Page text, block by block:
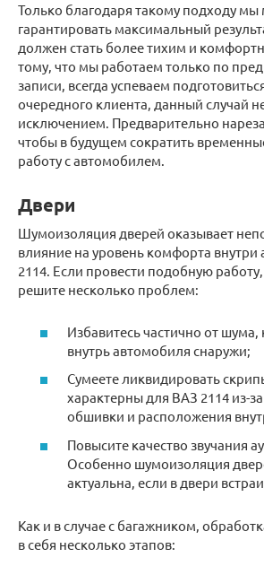
Только благодаря такому подходу
гарантировать максимальный
должен стать более тихим и
тому, что мы работаем только по
записи, всегда успеваем
очередного клиента, данный случай
исключением. Предварительно
чтобы в будущем сократить
работу с автомобилем.
Двери
Шумоизоляция дверей оказывает
влияние на уровень комфорта
2114. Если провести подобную
решите несколько проблем:
Избавитесь частично от
внутрь автомобиля снаружи;
Сумеете ликвидировать
характерны для ВАЗ 2114 из-
обшивки и расположения
Повысите качество звучания
Особенно шумоизоляция
актуальна, если в двери
Как и в случае с багажником,
в себя несколько этапов: